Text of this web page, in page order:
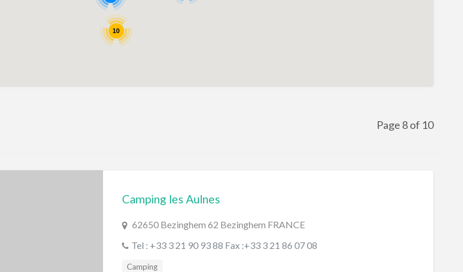
10
Page 8 of 10
Camping les Aulnes
62650 Bezinghem 62 Bezinghem FRANCE
Tel : +33 3 21 90 93 88 Fax :+33 3 21 86 07 08
Camping